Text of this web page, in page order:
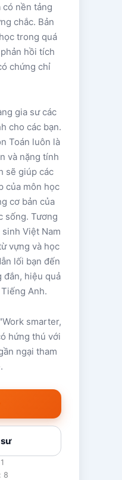
có nền tảng
chắc. Bản
trong quá
hồi tích
chứng chỉ
gia sư các
cho các bạn.
Toán luôn là
và nặng tính
sẽ giúp các
của môn học
cơ bản của
sống. Tương
Việt Nam
vựng và học
lối bạn đến
đắn, hiệu quả
Anh.
smarter,
hứng thú với
ngại tham
8